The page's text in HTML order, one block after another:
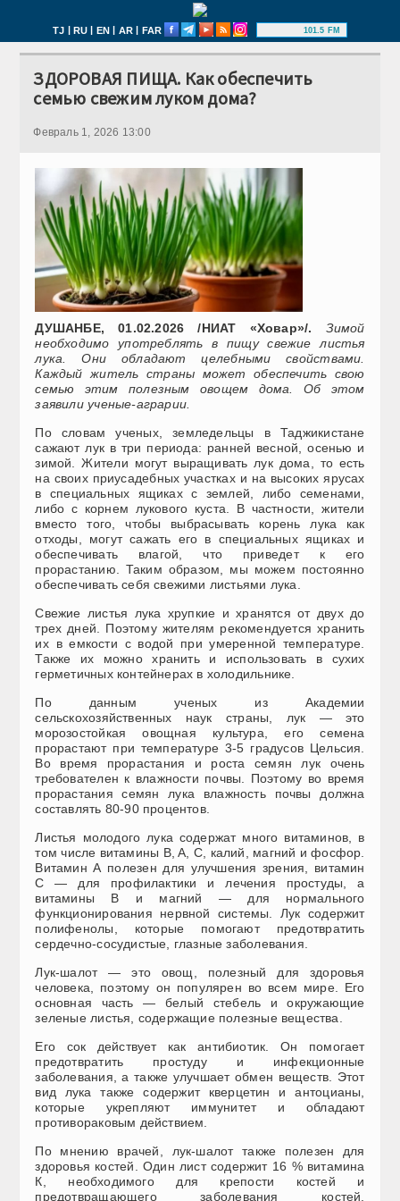
TJ | RU | EN | AR | FAR 101.5 FM
ЗДОРОВАЯ ПИЩА. Как обеспечить
семью свежим луком дома?
Февраль 1, 2026 13:00
ДУШАНБЕ, 01.02.2026 /НИАТ «Ховар»/.
Зимой
необходимо употреблять в пищу свежие листья
лука. Они обладают целебными свойствами.
Каждый житель страны может обеспечить свою
семью этим полезным овощем дома. Об этом
заявили ученые-аграрии.
По словам ученых, земледельцы в Таджикистане
сажают лук в три периода: ранней весной, осенью и
зимой. Жители могут выращивать лук дома, то есть
на своих приусадебных участках и на высоких ярусах
в специальных ящиках с землей, либо семенами,
либо с корнем лукового куста. В частности, жители
вместо того, чтобы выбрасывать корень лука как
отходы, могут сажать его в специальных ящиках и
обеспечивать влагой, что приведет к его
прорастанию. Таким образом, мы можем постоянно
обеспечивать себя свежими листьями лука.
Свежие листья лука хрупкие и хранятся от двух до
трех дней. Поэтому жителям рекомендуется хранить
их в емкости с водой при умеренной температуре.
Также их можно хранить и использовать в сухих
герметичных контейнерах в холодильнике.
По данным ученых из Академии
сельскохозяйственных наук страны, лук — это
морозостойкая овощная культура, его семена
прорастают при температуре 3-5 градусов Цельсия.
Во время прорастания и роста семян лук очень
требователен к влажности почвы. Поэтому во время
прорастания семян лука влажность почвы должна
составлять 80-90 процентов.
Листья молодого лука содержат много витаминов, в
том числе витамины B, A, C, калий, магний и фосфор.
Витамин А полезен для улучшения зрения, витамин
С — для профилактики и лечения простуды, а
витамины B и магний — для нормального
функционирования нервной системы. Лук содержит
полифенолы, которые помогают предотвратить
сердечно-сосудистые, глазные заболевания.
Лук-шалот — это овощ, полезный для здоровья
человека, поэтому он популярен во всем мире. Его
основная часть — белый стебель и окружающие
зеленые листья, содержащие полезные вещества.
Его сок действует как антибиотик. Он помогает
предотвратить простуду и инфекционные
заболевания, а также улучшает обмен веществ. Этот
вид лука также содержит кверцетин и антоцианы,
которые укрепляют иммунитет и обладают
противораковым действием.
По мнению врачей, лук-шалот также полезен для
здоровья костей. Один лист содержит 16 % витамина
К, необходимого для крепости костей и
предотвращающего заболевания костей.